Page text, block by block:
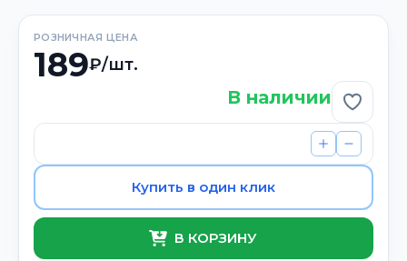
РОЗНИЧНАЯ ЦЕНА
189₽/шт.
В наличии
Купить в один клик
В КОРЗИНУ